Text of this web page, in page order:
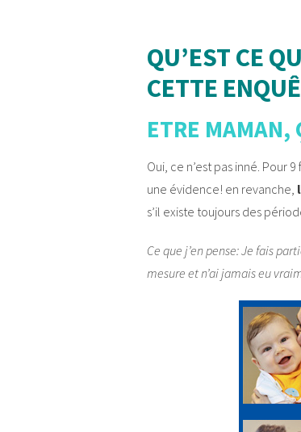
QU’EST CE
CETTE
ETRE MAMAN,
Oui, ce n’est pas inné. Pour
une évidence! en revanche,
s’il existe toujours des
Ce que j’en pense: Je fais
mesure et n’ai jamais eu